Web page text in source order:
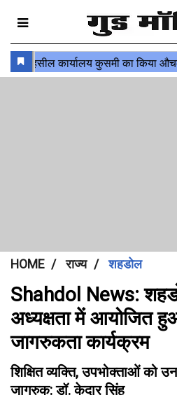
HOME राज्य शहडोल
Shahdol News:
अध्यक्षता में आयोजित
जागरुकता कार्यक्रम
शिक्षित व्यक्ति, उपभोक्ताओं को
जागरुक: डॉ. केदार सिंह